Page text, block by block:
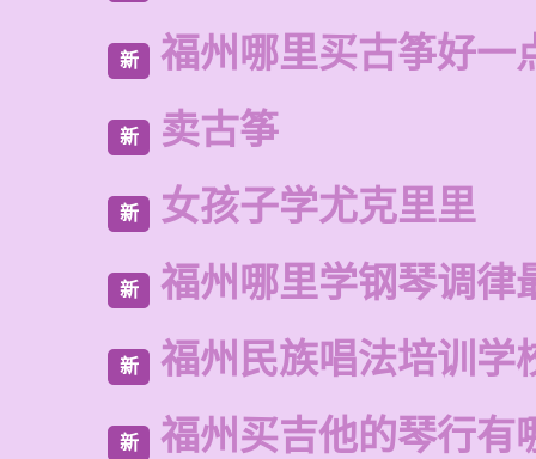
新 福州哪里买古筝好一
新 卖古筝
新 女孩子学尤克里里
新 福州哪里学钢琴调律
新 福州民族唱法培训学
新 福州买吉他的琴行有